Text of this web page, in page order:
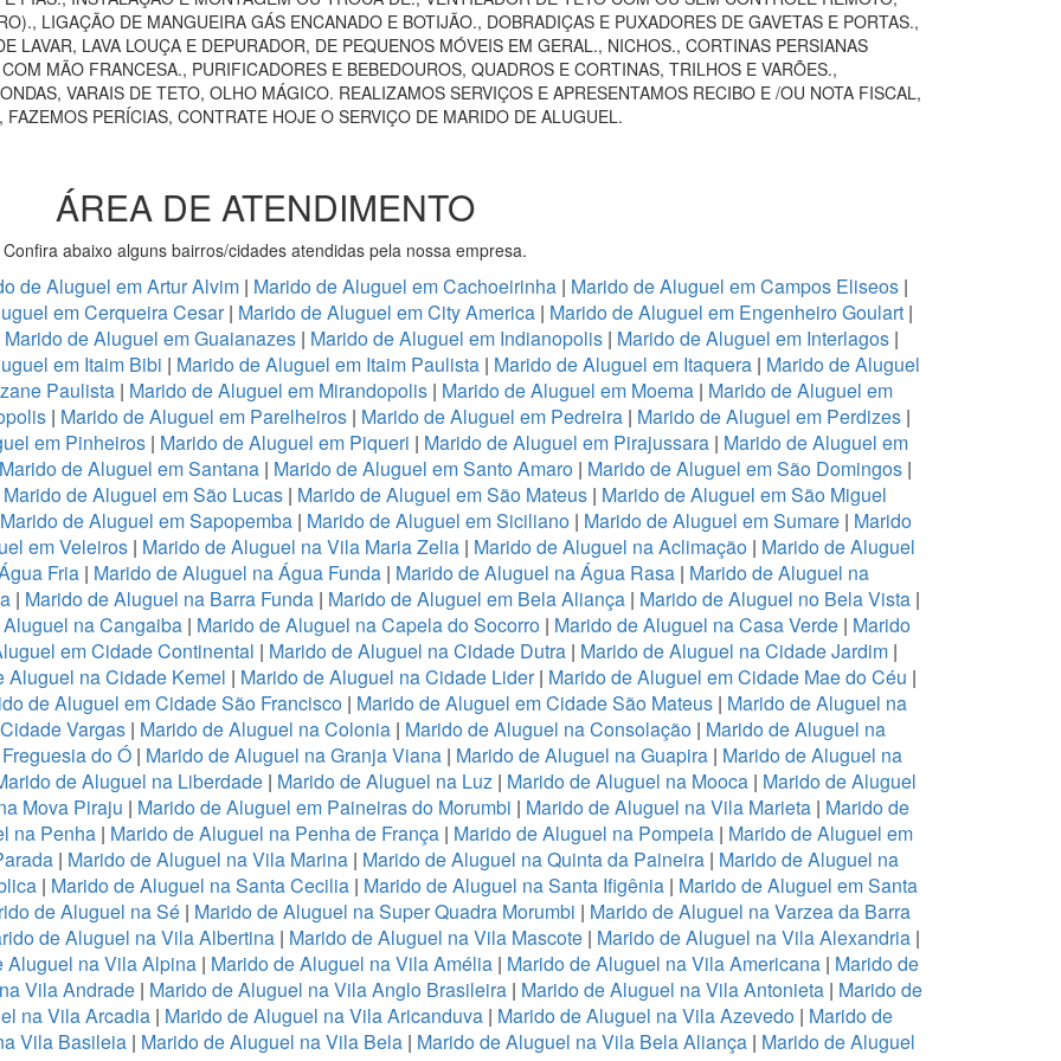
LIGAÇÃO DE MANGUEIRA GÁS ENCANADO E BOTIJÃO., DOBRADIÇAS E PUXADORES DE GAVETAS E PORTAS.,
LAVAR, LAVA LOUÇA E DEPURADOR, DE PEQUENOS MÓVEIS EM GERAL., NICHOS., CORTINAS PERSIANAS
MÃO FRANCESA., PURIFICADORES E BEBEDOUROS, QUADROS E CORTINAS, TRILHOS E VARÕES.,
VARAIS DE TETO, OLHO MÁGICO. REALIZAMOS SERVIÇOS E APRESENTAMOS RECIBO E /OU NOTA FISCAL,
PERÍCIAS, CONTRATE HOJE O SERVIÇO DE MARIDO DE ALUGUEL.
ÁREA DE ATENDIMENTO
Confira abaixo alguns bairros/cidades atendidas pela nossa empresa.
de Aluguel em Artur Alvim | Marido de Aluguel em Cachoeirinha | Marido de Aluguel em Campos Eliseos |
em Cerqueira Cesar| Marido de Aluguel em City America | Marido de Aluguel em Engenheiro Goulart |
Marido de Aluguel em Guaianazes| Marido de Aluguel em Indianopolis| Marido de Aluguel em Interlagos|
em Itaim Bibi | Marido de Aluguel em Itaim Paulista | Marido de Aluguel em Itaquera| Marido de Aluguel
Paulista | Marido de Aluguel em Mirandopolis| Marido de Aluguel em Moema| Marido de Aluguel em
| Marido de Aluguel em Parelheiros| Marido de Aluguel em Pedreira| Marido de Aluguel em Perdizes|
em Pinheiros | Marido de Aluguel em Piqueri | Marido de Aluguel em Pirajussara | Marido de Aluguel em
de Aluguel em Santana| Marido de Aluguel em Santo Amaro| Marido de Aluguel em São Domingos|
Marido de Aluguel em São Lucas| Marido de Aluguel em São Mateus | Marido de Aluguel em São Miguel
Marido de Aluguel em Sapopemba | Marido de Aluguel em Siciliano | Marido de Aluguel em Sumare | Marido
em Veleiros| Marido de Aluguel na Vila Maria Zelia| Marido de Aluguel na Aclimação| Marido de Aluguel
Fria| Marido de Aluguel na Água Funda| Marido de Aluguel na Água Rasa | Marido de Aluguel na
| Marido de Aluguel na Barra Funda | Marido de Aluguel em Bela Aliança | Marido de Aluguel no Bela Vista|
na Cangaiba | Marido de Aluguel na Capela do Socorro | Marido de Aluguel na Casa Verde | Marido
em Cidade Continental | Marido de Aluguel na Cidade Dutra | Marido de Aluguel na Cidade Jardim |
Aluguel na Cidade Kemel | Marido de Aluguel na Cidade Lider| Marido de Aluguel em Cidade Mae do Céu |
de Aluguel em Cidade São Francisco | Marido de Aluguel em Cidade São Mateus| Marido de Aluguel na
Vargas | Marido de Aluguel na Colonia | Marido de Aluguel na Consolação | Marido de Aluguel na
do Ó| Marido de Aluguel na Granja Viana| Marido de Aluguel na Guapira| Marido de Aluguel na
de Aluguel na Liberdade | Marido de Aluguel na Luz| Marido de Aluguel na Mooca| Marido de Aluguel
Mova Piraju | Marido de Aluguel em Paineiras do Morumbi | Marido de Aluguel na Vila Marieta | Marido de
na Penha | Marido de Aluguel na Penha de França | Marido de Aluguel na Pompeia | Marido de Aluguel em
| Marido de Aluguel na Vila Marina | Marido de Aluguel na Quinta da Paineira | Marido de Aluguel na
| Marido de Aluguel na Santa Cecilia| Marido de Aluguel na Santa Ifigênia | Marido de Aluguel em Santa
de Aluguel na Sé | Marido de Aluguel na Super Quadra Morumbi | Marido de Aluguel na Varzea da Barra
de Aluguel na Vila Albertina| Marido de Aluguel na Vila Mascote| Marido de Aluguel na Vila Alexandria|
Aluguel na Vila Alpina | Marido de Aluguel na Vila Amélia | Marido de Aluguel na Vila Americana| Marido de
Vila Andrade | Marido de Aluguel na Vila Anglo Brasileira | Marido de Aluguel na Vila Antonieta | Marido de
na Vila Arcadia | Marido de Aluguel na Vila Aricanduva| Marido de Aluguel na Vila Azevedo| Marido de
Vila Basileia| Marido de Aluguel na Vila Bela| Marido de Aluguel na Vila Bela Aliança| Marido de Aluguel